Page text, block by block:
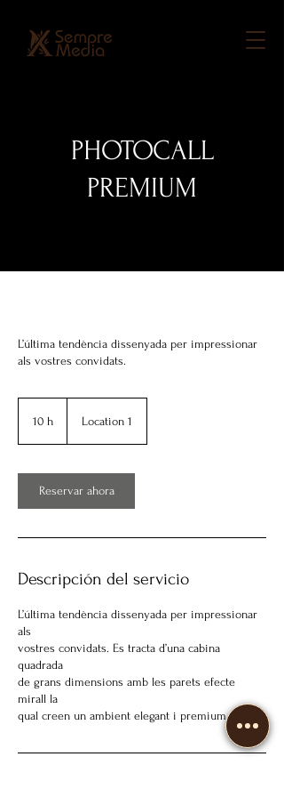
PHOTOCALL
PREMIUM
L’última tendència dissenyada per impressionar
als vostres convidats.
10 h
h
Location 1
Reservar ahora
Descripción del servicio
L’última tendència dissenyada per impressionar
als
vostres convidats. Es tracta d’una cabina
quadrada
de grans dimensions amb les parets efecte
mirall la
qual creen un ambient elegant i premium.